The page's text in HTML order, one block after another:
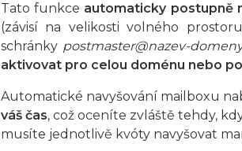
Tato funkce automaticky postupně
(závisí na velikosti volného
schránky postmaster@nazev-
aktivovat pro celou doménu nebo
Automatické navyšování mailboxu
váš čas, což oceníte zvláště tehdy,
musíte jednotlivě kvóty navyšovat